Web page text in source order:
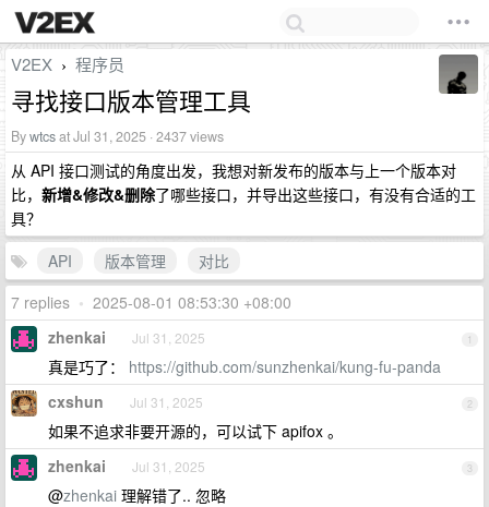
V2EX › 程序员
寻找接口版本管理工具
Bywtcsat Jul 31, 2025 · 2437 views
从 API 接口测试的角度出发，我想对新发布的版本与上一个版本对
比， 新增&修改&删除了哪些接口，并导出这些接口，有没有合适的工
具？
API
版本管理
对比
7 replies • 2025-08-01 08:53:30 +08:00
1
zhenkai Jul 31, 2025
真是巧了： https://github.com/sunzhenkai/kung-fu-panda
2
cxshun Jul 31, 2025
如果不追求非要开源的，可以试下 apifox 。
3
zhenkai Jul 31, 2025
@zhenkai 理解错了.. 忽略